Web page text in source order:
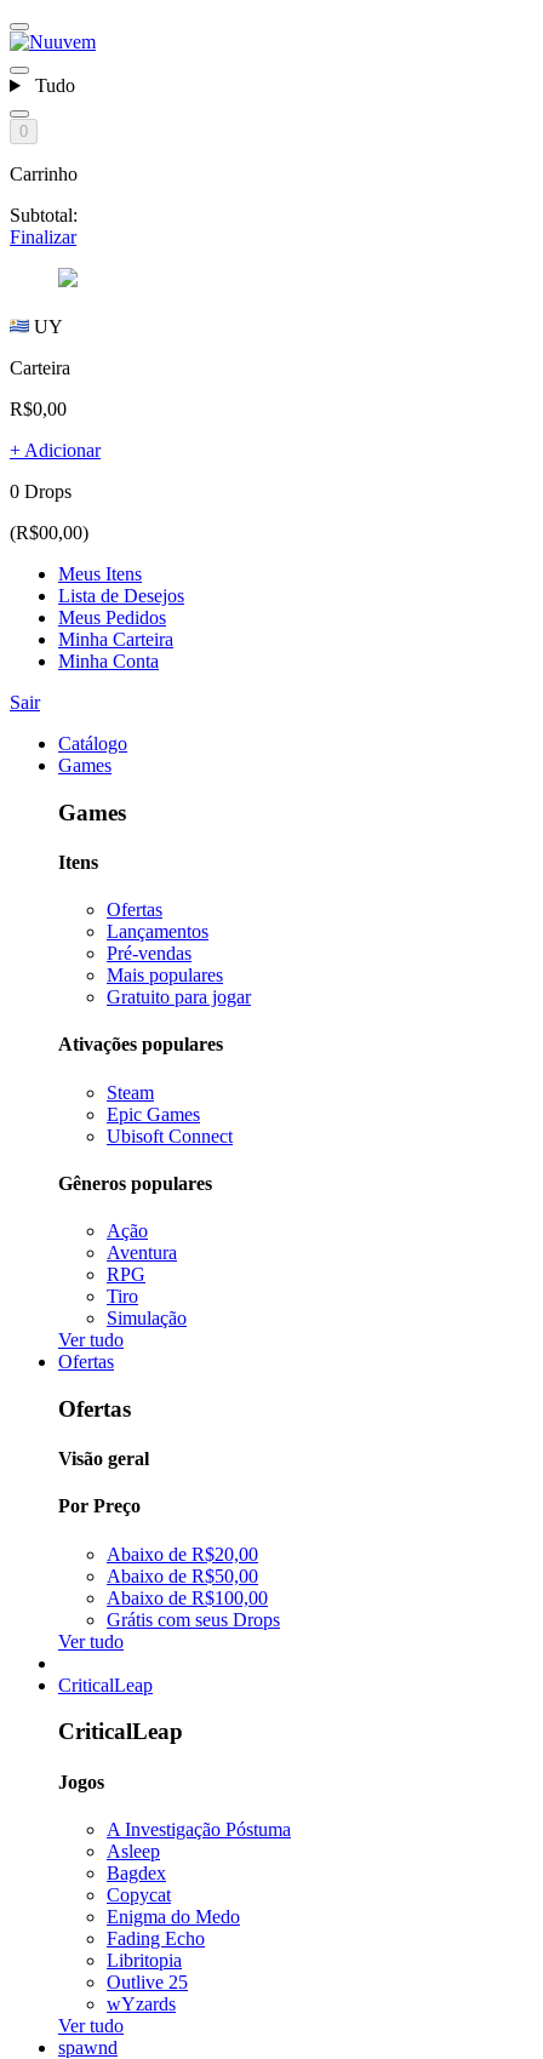
Tudo
0
Carrinho
Subtotal:
Finalizar
UY
Carteira
R$0,00
+ Adicionar
0 Drops
(R$00,00)
Meus Itens
Lista de Desejos
Meus Pedidos
Minha Carteira
Minha Conta
Sair
Catálogo
Games
Games
Itens
Ofertas
Lançamentos
Pré-vendas
Mais populares
Gratuito para jogar
Ativações populares
Steam
Epic Games
Ubisoft Connect
Gêneros populares
Ação
Aventura
RPG
Tiro
Simulação
Ver tudo
Ofertas
Ofertas
Visão geral
Por Preço
Abaixo de R$20,00
Abaixo de R$50,00
Abaixo de R$100,00
Grátis com seus Drops
Ver tudo
CriticalLeap
CriticalLeap
Jogos
A Investigação Póstuma
Asleep
Bagdex
Copycat
Enigma do Medo
Fading Echo
Libritopia
Outlive 25
wYzards
Ver tudo
spawnd